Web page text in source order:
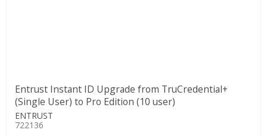
Entrust Instant ID Upgrade from TruCredential+
(Single User) to Pro Edition (10 user)
ENTRUST
722136